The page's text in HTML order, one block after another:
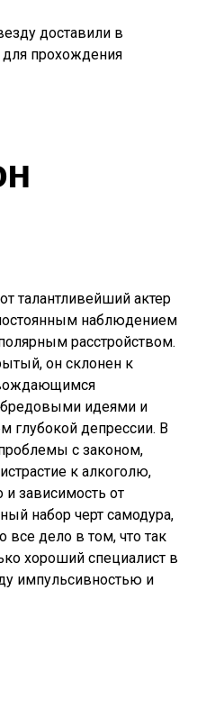
доставили в
для прохождения
талантливейший актер
наблюдением
расстройством.
он склонен к
идеями и
глубокой депрессии. В
с законом,
к алкоголю,
зависимость от
набор черт самодура,
все дело в том, что так
хороший специалист в
импульсивностью и